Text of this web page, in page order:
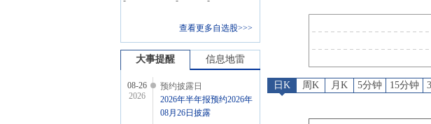
查看更多自选股>>>
大事提醒 信息地雷
08-26
2026
预约披露日
2026年半年报预约2026年
08月26日披露
日K 周K 月K 5分钟 15分钟